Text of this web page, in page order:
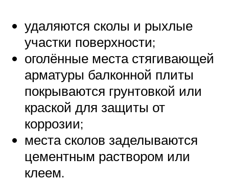
удаляются сколы и рыхлые
участки поверхности;
оголённые места стягивающей
арматуры балконной плиты
покрываются грунтовкой или
краской для защиты от
коррозии;
места сколов заделываются
цементным раствором или
клеем.